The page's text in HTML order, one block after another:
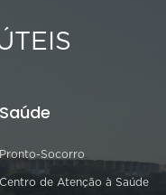
Saúde
Pronto-Socorro
Centro de Atenção à Saúde